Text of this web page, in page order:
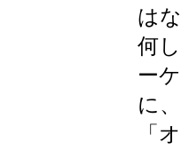
は
何
ー
に
「